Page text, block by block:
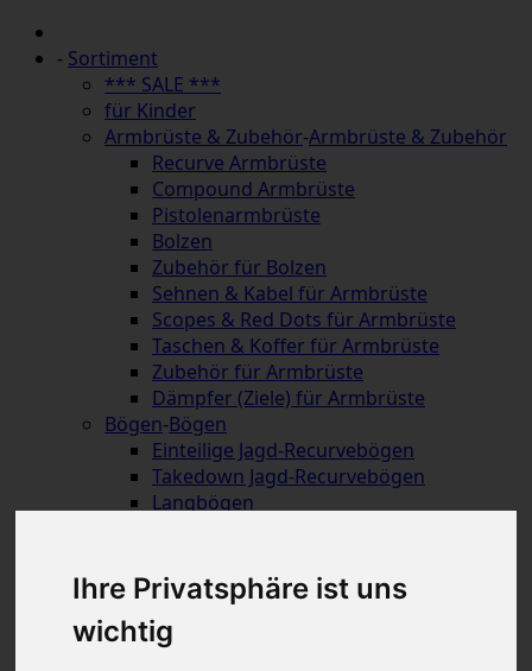
Ihre Privatsphäre ist uns
wichtig
- Sortiment
*** SALE ***
für Kinder
Armbrüste & Zubehör-Armbrüste & Zubehör
Recurve Armbrüste
Compound Armbrüste
Pistolenarmbrüste
Bolzen
Zubehör für Bolzen
Sehnen & Kabel für Armbrüste
Scopes & Red Dots für Armbrüste
Taschen & Koffer für Armbrüste
Zubehör für Armbrüste
Dämpfer (Ziele) für Armbrüste
Bögen-Bögen
Einteilige Jagd-Recurvebögen
Takedown Jagd-Recurvebögen
Langbögen
Wurfarme (Schraubverschluss)
Recurve Mittelstücke (ILF)
Wurfarme (ILF, Formula)